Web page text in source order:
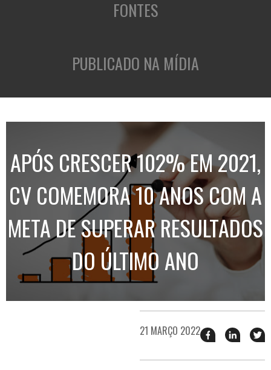
FONTES
PUBLICADO NA MÍDIA
APÓS CRESCER 102% EM 2021,
CV COMEMORA 10 ANOS COM A
META DE SUPERAR RESULTADOS
DO ÚLTIMO ANO
21 MARÇO 2022 Compartilhar
esse
no
esse
no